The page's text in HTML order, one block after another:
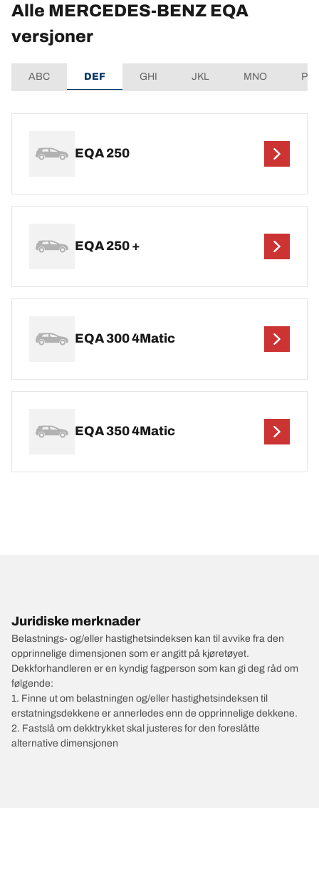
Alle MERCEDES-BENZ EQA
versjoner
ABC DEF GHI JKL MNO
EQA 250
EQA 250 +
EQA 300 4Matic
EQA 350 4Matic
Juridiske merknader
Belastnings- og/eller hastighetsindeksen kan til avvike fra den
opprinnelige dimensjonen som er angitt på kjøretøyet.
Dekkforhandleren er en kyndig fagperson som kan gi deg råd om
følgende:
1. Finne ut om belastningen og/eller hastighetsindeksen til
erstatningsdekkene er annerledes enn de opprinnelige dekkene.
2. Fastslå om dekktrykket skal justeres for den foreslåtte
alternative dimensjonen